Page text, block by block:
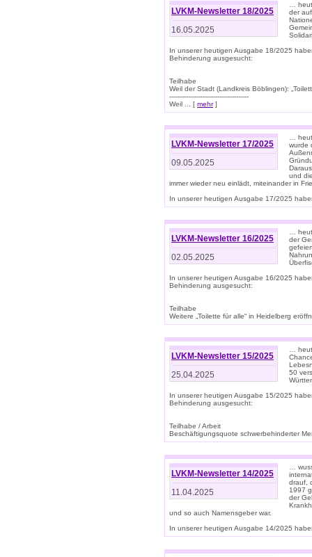
LVKM-Newsletter 18/2025
16.05.2025
…
der
In unserer heutigen Ausgabe 18/2025
Behinderung ausgesucht:
Teilhabe
Weil der Stadt (Landkreis Böblingen):
--------------------------------------
Weil ... [ mehr]
LVKM-Newsletter 17/2025
09.05.2025
…
wurde
und
immer wieder neu einlädt, miteinander in
In unserer heutigen Ausgabe 17/2025
LVKM-Newsletter 16/2025
02.05.2025
…
der
In unserer heutigen Ausgabe 16/2025
Behinderung ausgesucht:
Teilhabe
Weitere „Toilette für alle“ in Heidelberg
LVKM-Newsletter 15/2025
25.04.2025
…
50
In unserer heutigen Ausgabe 15/2025
Behinderung ausgesucht:
Teilhabe / Arbeit
Beschäftigungsquote schwerbehinderter
LVKM-Newsletter 14/2025
11.04.2025
…
drauf,
1997
der
und so auch Namensgeber war.
In unserer heutigen Ausgabe 14/2025